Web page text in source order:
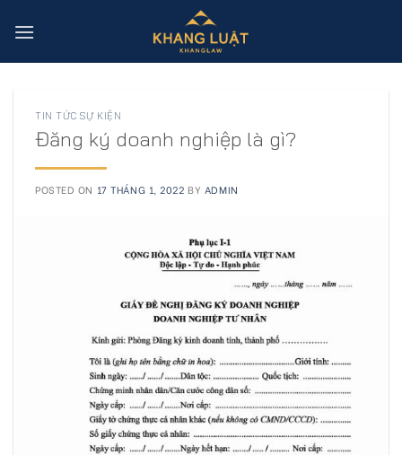
TIN TỨC SỰ KIỆN
Đăng ký doanh nghiệp là gì?
POSTED ON 17 THÁNG 1, 2022 BY ADMIN